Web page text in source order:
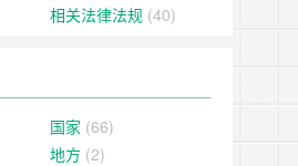
相关法律法规 (40)
国家 (66)
地方 (2)